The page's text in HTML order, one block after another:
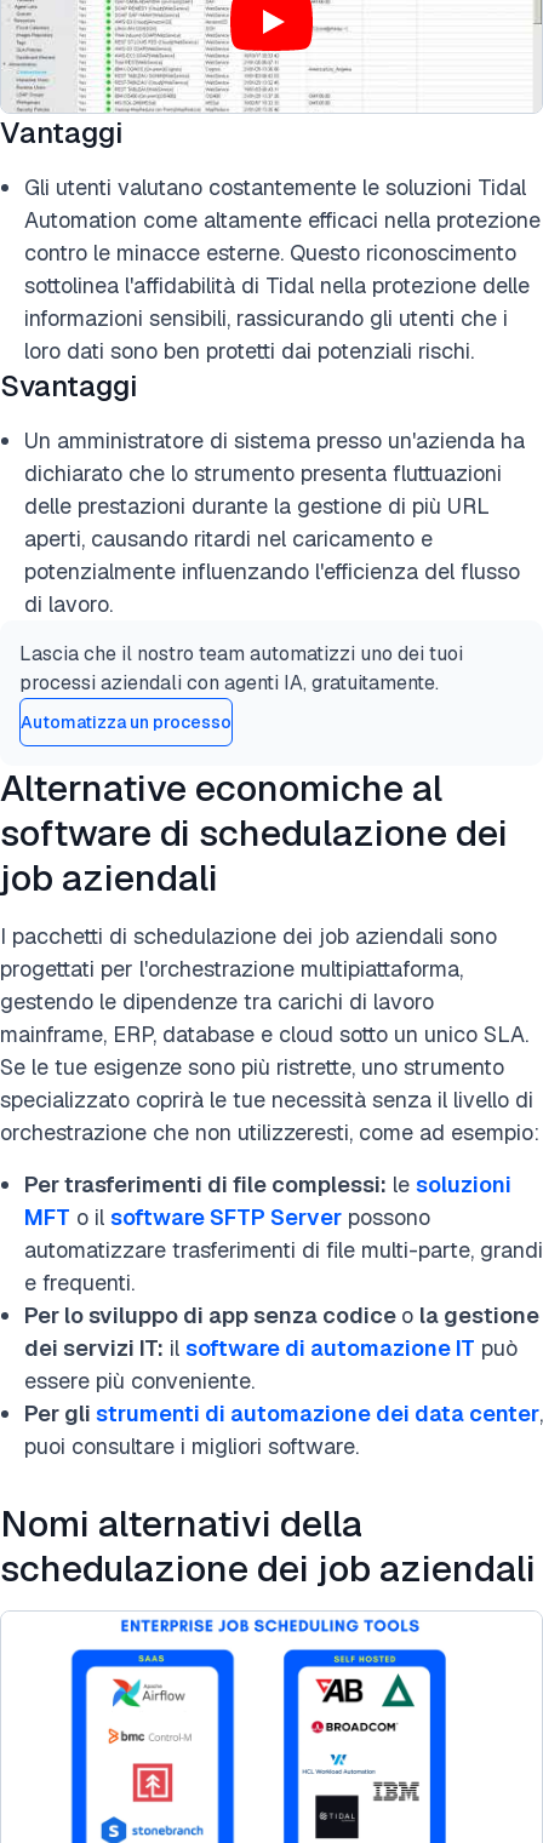
Vantaggi
Gli utenti valutano costantemente le soluzioni Tidal
Automation come altamente efficaci nella protezione
contro le minacce esterne. Questo riconoscimento
sottolinea l'affidabilità di Tidal nella protezione delle
informazioni sensibili, rassicurando gli utenti che i
loro dati sono ben protetti dai potenziali rischi.
Svantaggi
Un amministratore di sistema presso un'azienda ha
dichiarato che lo strumento presenta fluttuazioni
delle prestazioni durante la gestione di più URL
aperti, causando ritardi nel caricamento e
potenzialmente influenzando l'efficienza del flusso
di lavoro.
Lascia che il nostro team automatizzi uno dei tuoi
processi aziendali con agenti IA, gratuitamente.
Automatizza un processo
Alternative economiche al
software di schedulazione dei
job aziendali
I pacchetti di schedulazione dei job aziendali sono
progettati per l'orchestrazione multipiattaforma,
gestendo le dipendenze tra carichi di lavoro
mainframe, ERP, database e cloud sotto un unico SLA.
Se le tue esigenze sono più ristrette, uno strumento
specializzato coprirà le tue necessità senza il livello di
orchestrazione che non utilizzeresti, come ad esempio:
Per trasferimenti di file complessi: le soluzioni
MFT o il software SFTP Server possono
automatizzare trasferimenti di file multi-parte, grandi
e frequenti.
Per lo sviluppo di app senza codice o la gestione
dei servizi IT: il software di automazione IT può
essere più conveniente.
Per gli strumenti di automazione dei data center,
puoi consultare i migliori software.
Nomi alternativi della
schedulazione dei job aziendali